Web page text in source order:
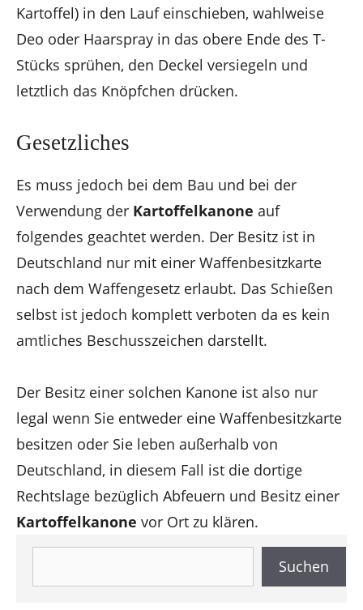
Kartoffel) in den Lauf einschieben, wahlweise
Deo oder Haarspray in das obere Ende des T-
Stücks sprühen, den Deckel versiegeln und
letztlich das Knöpfchen drücken.
Gesetzliches
Es muss jedoch bei dem Bau und bei der
Verwendung der Kartoffelkanone auf
folgendes geachtet werden. Der Besitz ist in
Deutschland nur mit einer Waffenbesitzkarte
nach dem Waffengesetz erlaubt. Das Schießen
selbst ist jedoch komplett verboten da es kein
amtliches Beschusszeichen darstellt.
Der Besitz einer solchen Kanone ist also nur
legal wenn Sie entweder eine Waffenbesitzkarte
besitzen oder Sie leben außerhalb von
Deutschland, in diesem Fall ist die dortige
Rechtslage bezüglich Abfeuern und Besitz einer
Kartoffelkanone vor Ort zu klären.
Suchen